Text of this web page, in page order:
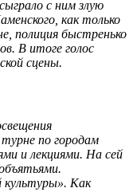
с ним злую
как только
полиция быстренько
В итоге голос
сцены.
по городам
и лекциями. На сей
культуры». Как